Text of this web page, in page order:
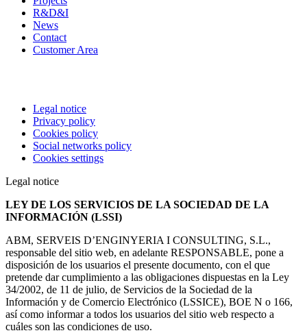
R&D&I
News
Contact
Customer Area
Legal notice
Privacy policy
Cookies policy
Social networks policy
Cookies settings
Legal notice
LEY DE LOS SERVICIOS DE LA SOCIEDAD DE LA
INFORMACIÓN (LSSI)
ABM, SERVEIS D’ENGINYERIA I CONSULTING, S.L.,
responsable del sitio web, en adelante RESPONSABLE, pone a
disposición de los usuarios el presente documento, con el que
pretende dar cumplimiento a las obligaciones dispuestas en la Ley
34/2002, de 11 de julio, de Servicios de la Sociedad de la
Información y de Comercio Electrónico (LSSICE), BOE N o 166,
así como informar a todos los usuarios del sitio web respecto a
cuáles son las condiciones de uso.